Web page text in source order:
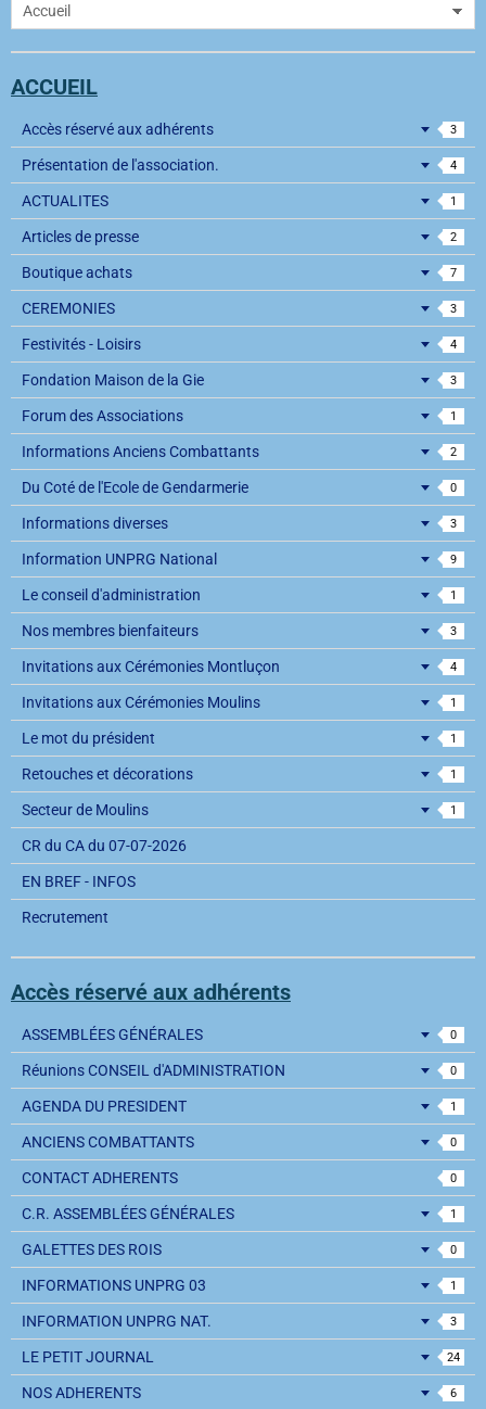
ACCUEIL
Accès réservé aux adhérents 3
Présentation de l'association. 4
ACTUALITES 1
Articles de presse 2
Boutique achats 7
CEREMONIES 3
Festivités - Loisirs 4
Fondation Maison de la Gie 3
Forum des Associations 1
Informations Anciens Combattants 2
Du Coté de l'Ecole de Gendarmerie 0
Informations diverses 3
Information UNPRG National 9
Le conseil d'administration 1
Nos membres bienfaiteurs 3
Invitations aux Cérémonies Montluçon 4
Invitations aux Cérémonies Moulins 1
Le mot du président 1
Retouches et décorations 1
Secteur de Moulins 1
CR du CA du 07-07-2026
EN BREF - INFOS
Recrutement
Accès réservé aux adhérents
ASSEMBLÉES GÉNÉRALES 0
Réunions CONSEIL d'ADMINISTRATION 0
AGENDA DU PRESIDENT 1
ANCIENS COMBATTANTS 0
CONTACT ADHERENTS 0
C.R. ASSEMBLÉES GÉNÉRALES 1
GALETTES DES ROIS 0
INFORMATIONS UNPRG 03 1
INFORMATION UNPRG NAT. 3
LE PETIT JOURNAL 24
NOS ADHERENTS 6